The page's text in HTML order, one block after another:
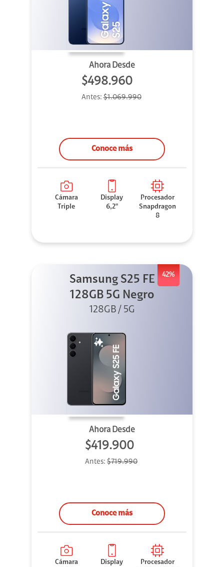
Ahora Desde
$498.960
Antes:$1.069.990
Conoce más
Cámara
Triple
Display
6,2"
Procesador
Snapdragon
8
42%
Samsung S25 FE
128GB 5G Negro
128GB / 5G
Ahora Desde
$419.900
Antes: $719.990
Conoce más
Cámara
Display
Procesador